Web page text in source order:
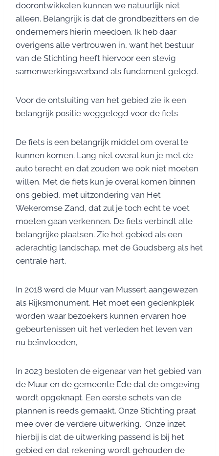
doorontwikkelen kunnen we natuurlijk niet
alleen. Belangrijk is dat de grondbezitters en de
ondernemers hierin meedoen. Ik heb daar
overigens alle vertrouwen in, want het bestuur
van de Stichting heeft hiervoor een stevig
samenwerkingsverband als fundament gelegd.
Voor de ontsluiting van het gebied zie ik een
belangrijk positie weggelegd voor de fiets
De fiets is een belangrijk middel om overal te
kunnen komen. Lang niet overal kun je met de
auto terecht en dat zouden we ook niet moeten
willen. Met de fiets kun je overal komen binnen
ons gebied, met uitzondering van Het
Wekeromse Zand, dat zul je toch echt te voet
moeten gaan verkennen. De fiets verbindt alle
belangrijke plaatsen. Zie het gebied als een
aderachtig landschap, met de Goudsberg als het
centrale hart.
In 2018 werd de Muur van Mussert aangewezen
als Rijksmonument. Het moet een gedenkplek
worden waar bezoekers kunnen ervaren hoe
gebeurtenissen uit het verleden het leven van
nu beïnvloeden,
In 2023 besloten de eigenaar van het gebied van
de Muur en de gemeente Ede dat de omgeving
wordt opgeknapt. Een eerste schets van de
plannen is reeds gemaakt. Onze Stichting praat
mee over de verdere uitwerking. Onze inzet
hierbij is dat de uitwerking passend is bij het
gebied en dat rekening wordt gehouden de